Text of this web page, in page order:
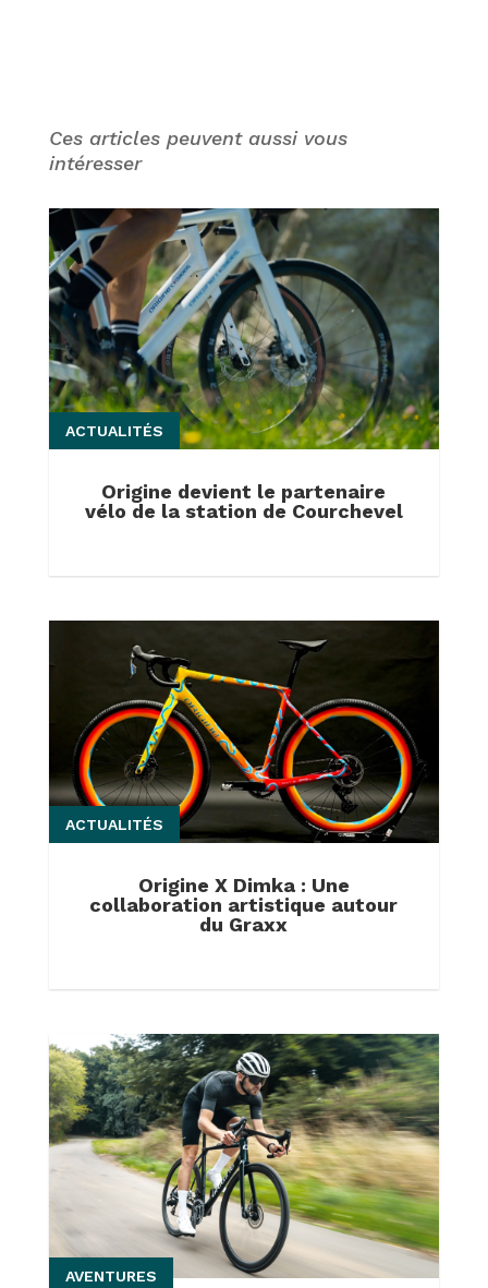
Ces articles peuvent aussi vous
intéresser
Origine devient le partenaire
vélo de la station de Courchevel
ACTUALITÉS
Origine X Dimka : Une
collaboration artistique autour
du Graxx
ACTUALITÉS
AVENTURES